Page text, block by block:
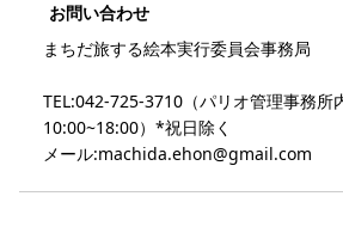
お問い合わせ
まちだ旅する絵本実行委員会事務局
TEL:042-725-3710（パリオ管理事務所
10:00~18:00）*祝日除く
メール:machida.ehon@gmail.com